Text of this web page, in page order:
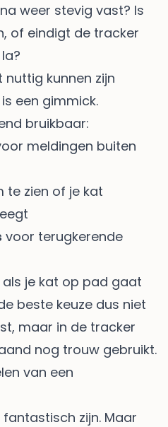
weer stevig vast? Is
of eindigt de tracker
kunnen zijn
een gimmick.
bruikbaar:
meldingen buiten
te zien of je kat
voor terugkerende
als je kat op pad gaat
beste keuze dus niet
maar in de tracker
nog trouw gebruikt.
van een
zijn. Maar